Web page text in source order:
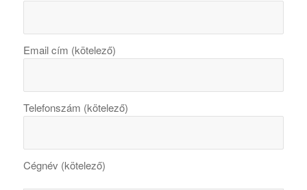
Email cím (kötelező)
Telefonszám (kötelező)
Cégnév (kötelező)